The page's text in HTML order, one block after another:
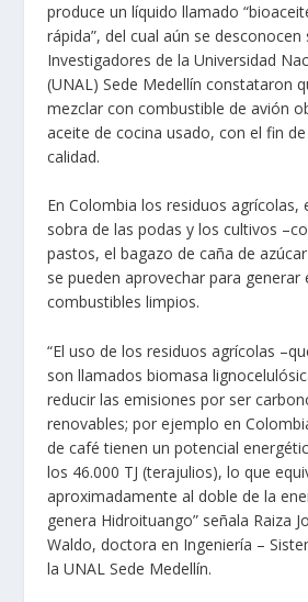
produce un líquido llamado
rápida”, del cual aún se
Investigadores de la Universidad
(UNAL) Sede Medellín constataron
mezclar con combustible de avión
aceite de cocina usado, con el fin
calidad.
En Colombia los residuos agrícolas,
sobra de las podas y los cultivos
pastos, el bagazo de caña de
se pueden aprovechar para generar
combustibles limpios.
“El uso de los residuos agrícolas
son llamados biomasa
reducir las emisiones por ser
renovables; por ejemplo en
de café tienen un potencial
los 46.000 TJ (terajulios), lo que
aproximadamente al doble de la
genera Hidroituango” señala Raiza
Waldo, doctora en Ingeniería –
la UNAL Sede Medellín.